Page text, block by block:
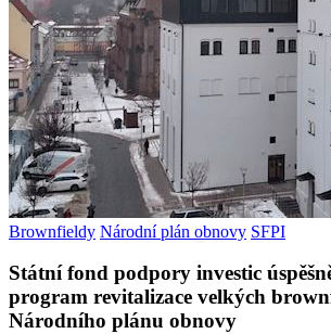
Brownfieldy Národní plán obnovy SFPI
Státní fond podpory investic
program revitalizace velkých
Národního plánu obnovy